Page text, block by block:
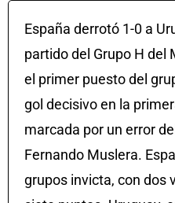
España derrotó 1-0 a
partido del Grupo H del
el primer puesto del
gol decisivo en la
marcada por un error
Fernando Muslera.
grupos invicta, con dos